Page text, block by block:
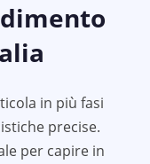
in più fasi
precise.
per capire in